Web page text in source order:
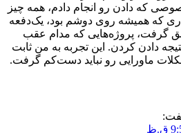
که دادن رو انجام دادم، همه چیز
باری که همیشه روی دوشم بود، یک‌دفعه
گرفت، پروژه‌هایی که مدام عقب
دادن کردن. این تجربه به من ثابت
ماورایی رو نباید دست‌کم گرفت.